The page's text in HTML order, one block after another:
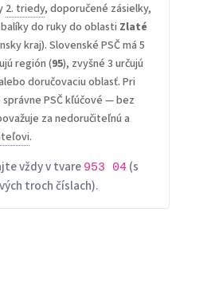
2. triedy, doporučené zásielky,
do ruky do oblasti Zlaté
kraj). Slovenské PSČ má 5
región (95), zvyšné 3 určujú
doručovaciu oblasť. Pri
PSČ kľúčové — bez
za nedoručiteľnú a
.
vždy v tvare 953 04(s
troch číslach).